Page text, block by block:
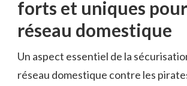
forts et uniques
réseau domestique
Un aspect essentiel de la
réseau domestique⁣ contre les